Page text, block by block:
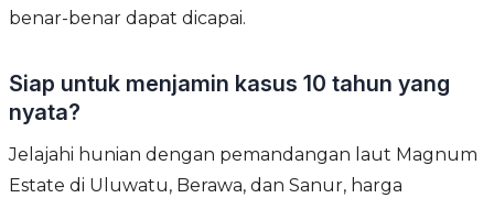
benar-benar dapat dicapai.
Siap untuk menjamin kasus 10 tahun yang
nyata?
Jelajahi hunian dengan pemandangan laut Magnum
Estate di Uluwatu, Berawa, dan Sanur, harga